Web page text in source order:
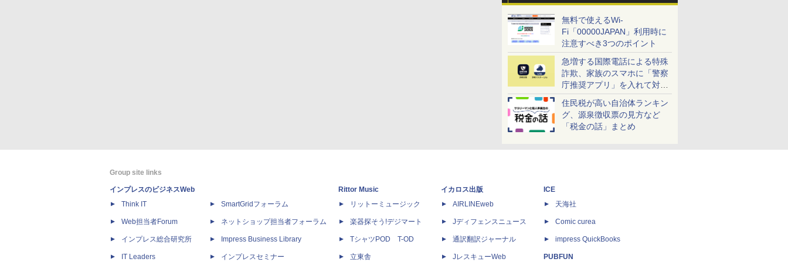
無料で使えるWi-
Fi「00000JAPAN」利用時に
注意すべき3つのポイント
急増する国際電話による特殊
詐欺、家族のスマホに「警察
庁推奨アプリ」を入れて対策
しよう！
住民税が高い自治体ランキン
グ、源泉徴収票の見方など
「税金の話」まとめ
Group site links
インプレスのビジネスWeb
Think IT
Web担当者Forum
インプレス総合研究所
IT Leaders
SmartGridフォーラム
ネットショップ担当者フォーラム
Impress Business Library
インプレスセミナー
Rittor Music
リットーミュージック
楽器探そう!デジマート
TシャツPOD T-OD
立東舎
イカロス出版
AIRLINEweb
Jディフェンスニュース
通訳翻訳ジャーナル
JレスキューWeb
ICE
天海社
Comic curea
impress QuickBooks
PUBFUN